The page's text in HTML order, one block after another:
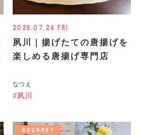
2026.07.24 Fri
夙川｜揚げたての唐揚げを
楽しめる唐揚げ専門店
なつえ
夙川
GOURMET